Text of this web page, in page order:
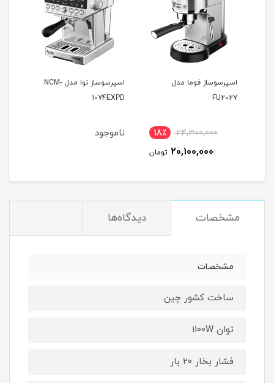
اسپرسوساز فوما مدل
FU2027
24,300,000 18٪
20,100,000 تومان
اسپرسوساز نوا مدل NCM-
1074EXPD
ناموجود
مشخصات دیدگاه‌ها
مشخصات
ساخت کشور چین
توان 1100W
فشار بخار 20 بار